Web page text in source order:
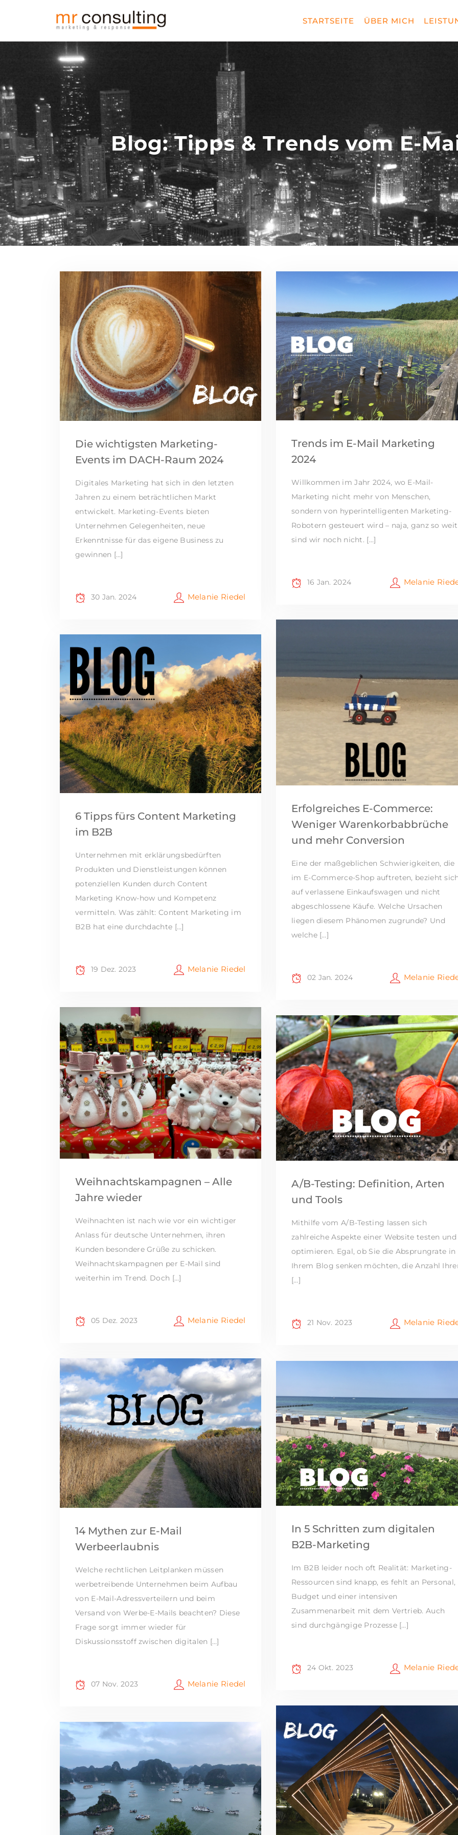
STARTSEITE ÜBER MICH
Blog: Tipps & Trends vom E-
Die wichtigsten Marketing-
Events im DACH-Raum 2024
Digitales Marketing hat sich in den letzten
Jahren zu einem beträchtlichen Markt
entwickelt. Marketing-Events bieten
Unternehmen Gelegenheiten, neue
Erkenntnisse für das eigene Business zu
gewinnen […]
30 Jan. 2024 Melanie Riedel
Trends im E-Mail Marketing
2024
Willkommen im Jahr 2024, wo E-Mail-
Marketing nicht mehr von Menschen,
sondern von hyperintelligenten Marketing-
Robotern gesteuert wird – naja, ganz so weit
sind wir noch nicht. […]
16 Jan. 2024 Melanie
Erfolgreiches E-Commerce:
Weniger Warenkorbabbrüche
und mehr Conversion
Eine der maßgeblichen Schwierigkeiten, die
im E-Commerce-Shop auftreten, bezieht
auf verlassene Einkaufswagen und nicht
abgeschlossene Käufe. Welche Ursachen
liegen diesem Phänomen zugrunde? Und
welche […]
02 Jan. 2024 Melanie
6 Tipps fürs Content Marketing
im B2B
Unternehmen mit erklärungsbedürften
Produkten und Dienstleistungen können
potenziellen Kunden durch Content
Marketing Know-how und Kompetenz
vermitteln. Was zählt: Content Marketing im
B2B hat eine durchdachte […]
19 Dez. 2023 Melanie Riedel
Weihnachtskampagnen – Alle
Jahre wieder
Weihnachten ist nach wie vor ein wichtiger
Anlass für deutsche Unternehmen, ihren
Kunden besondere Grüße zu schicken.
Weihnachtskampagnen per E-Mail sind
weiterhin im Trend. Doch […]
05 Dez. 2023 Melanie Riedel
A/B-Testing: Definition, Arten
und Tools
Mithilfe vom A/B-Testing lassen sich
zahlreiche Aspekte einer Website testen und
optimieren. Egal, ob Sie die Absprungrate in
Ihrem Blog senken möchten, die Anzahl
[…]
21 Nov. 2023 Melanie
14 Mythen zur E-Mail
Werbeerlaubnis
Welche rechtlichen Leitplanken müssen
werbetreibende Unternehmen beim Aufbau
von E-Mail-Adressverteilern und beim
Versand von Werbe-E-Mails beachten? Diese
Frage sorgt immer wieder für
Diskussionsstoff zwischen digitalen […]
07 Nov. 2023 Melanie Riedel
In 5 Schritten zum digitalen
B2B-Marketing
Im B2B leider noch oft Realität: Marketing-
Ressourcen sind knapp, es fehlt an Personal,
Budget und einer intensiven
Zusammenarbeit mit dem Vertrieb. Auch
sind durchgängige Prozesse […]
24 Okt. 2023 Melanie